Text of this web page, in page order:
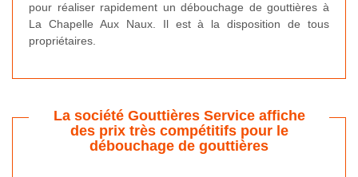
pour réaliser rapidement un débouchage de gouttières à
La Chapelle Aux Naux. Il est à la disposition de tous
propriétaires.
La société Gouttières Service affiche
des prix très compétitifs pour le
débouchage de gouttières